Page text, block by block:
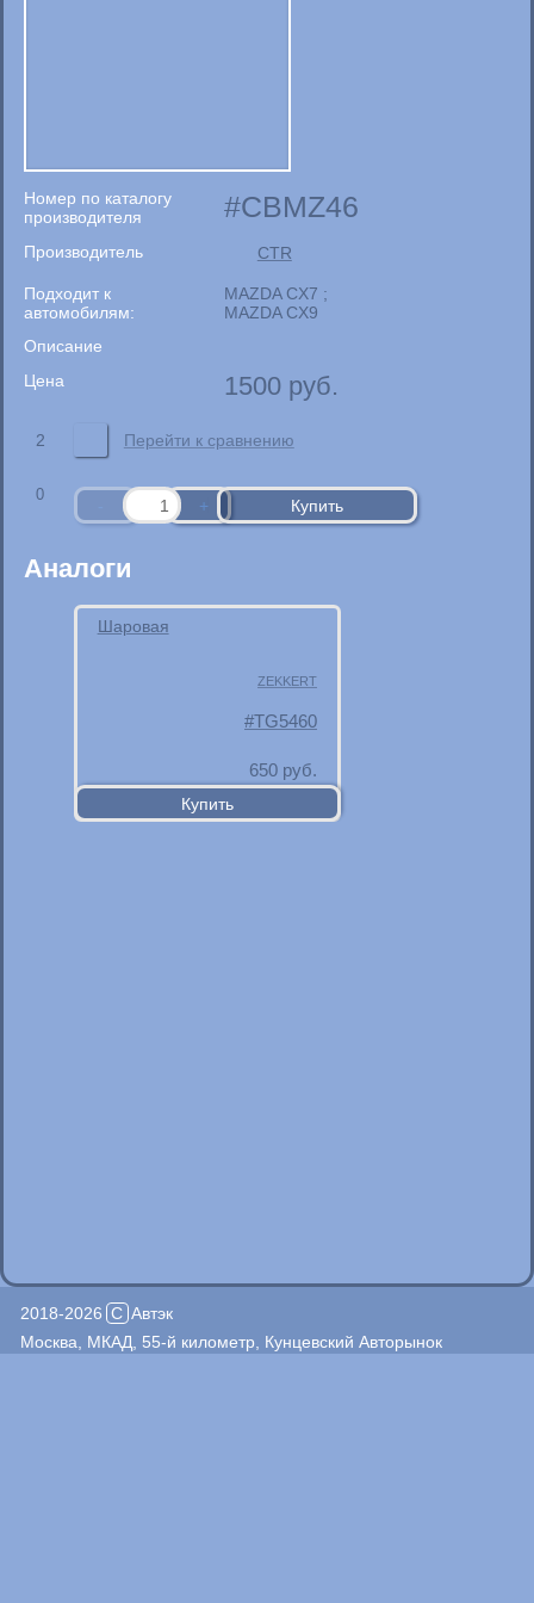
Номер по каталогу
производителя
CBMZ46
Производитель CTR
Подходит к
автомобилям:
MAZDA CX7 ;
MAZDA CX9
Описание
Цена
1500руб.
2 Перейти к сравнению
0
Аналоги
Шаровая
ZEKKERT
TG5460
650 руб.
2018-2026 C Автэк
Москва, МКАД, 55-й километр, Кунцевский Авторынок